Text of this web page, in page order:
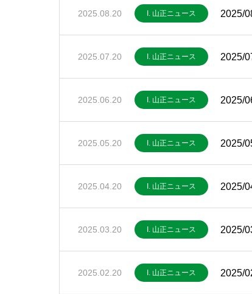
2025.08.20 I. 山正ニュース 2025/
2025.07.20 I. 山正ニュース 2025/
2025.06.20 I. 山正ニュース 2025/
2025.05.20 I. 山正ニュース 2025/
2025.04.20 I. 山正ニュース 2025/
2025.03.20 I. 山正ニュース 2025/
2025.02.20 I. 山正ニュース 2025/